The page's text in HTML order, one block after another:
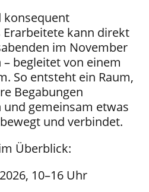
konsequent
kann direkt
im November
begleitet von einem
So entsteht ein Raum,
Begabungen
gemeinsam etwas
und verbindet.
Überblick:
10–16 Uhr